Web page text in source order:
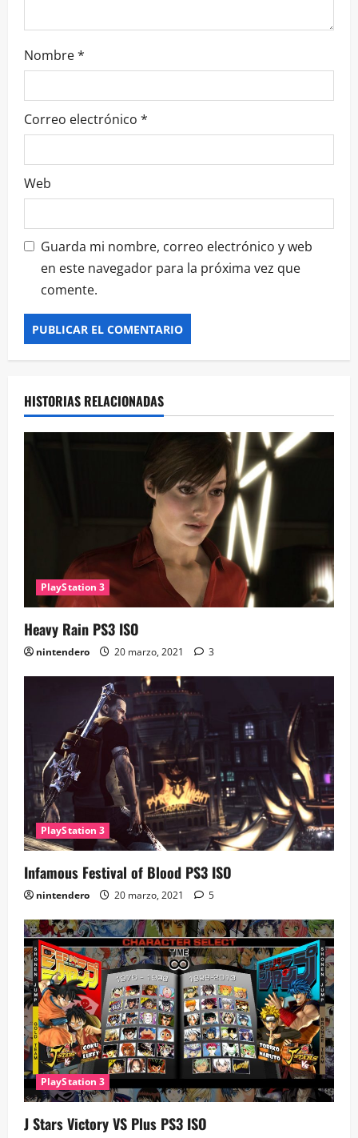
Nombre*
Correo electrónico *
Web
Guarda mi nombre, correo electrónico y web
en este navegador para la próxima vez que
comente.
HISTORIAS RELACIONADAS
PlayStation 3
Heavy Rain PS3 ISO
nintendero 20 marzo, 2021 3
PlayStation 3
Infamous Festival of Blood PS3 ISO
nintendero 20 marzo, 2021 5
PlayStation 3
J Stars Victory VS Plus PS3 ISO